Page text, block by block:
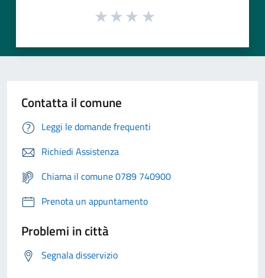
Contatta il comune
Leggi le domande frequenti
Richiedi Assistenza
Chiama il comune 0789 740900
Prenota un appuntamento
Problemi in città
Segnala disservizio